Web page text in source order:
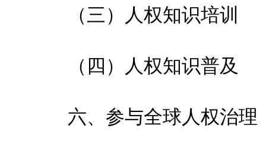
（三）人权知识培训
（四）人权知识普及
六、参与全球人权治理